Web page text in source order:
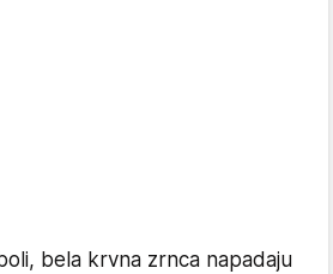
bela krvna zrnca napadaju